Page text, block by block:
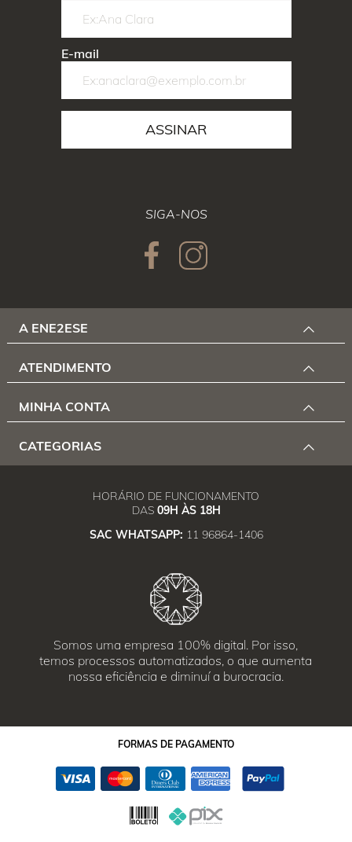
E-mail
ASSINAR
SIGA-NOS
A ENE2ESE
ATENDIMENTO
MINHA CONTA
CATEGORIAS
HORÁRIO DE FUNCIONAMENTO
DAS 09H ÀS 18H
SAC WHATSAPP: 11 96864-1406
Somos uma empresa 100% digital. Por isso,
temos processos automatizados, o que aumenta
nossa eficiência e diminuí a burocracia.
FORMAS DE PAGAMENTO